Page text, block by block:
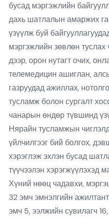
бусад мэргэжлийн
дахь шатлалын амаржих
үзүүлж буй
мэргэжлийн зөвлөн
дээр, орон нутагт очих,
телемедицин ашиглан,
газруудад ажиллах,
тусламж болон сургалт
чанарын өндөр түвшинд
Нярайн тусламжын
үйлчилгээг бий болгох,
хэрэглэж эхлэн бусад
түүчээлэн хэрэгжүүлэхэд
Хүний нөөц чадавхи,
32 эмч эмнэлгийн
эмч 5, ээлжийн сувилагч